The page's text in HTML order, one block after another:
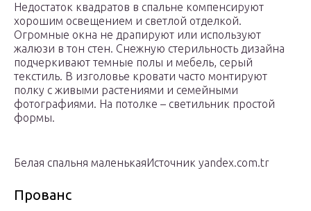
Недостаток квадратов в спальне компенсируют
хорошим освещением и светлой отделкой.
Огромные окна не драпируют или используют
жалюзи в тон стен. Снежную стерильность дизайна
подчеркивают темные полы и мебель, серый
текстиль. В изголовье кровати часто монтируют
полку с живыми растениями и семейными
фотографиями. На потолке – светильник простой
формы.
Белая спальня маленькаяИсточник yandex.com.tr
Прованс